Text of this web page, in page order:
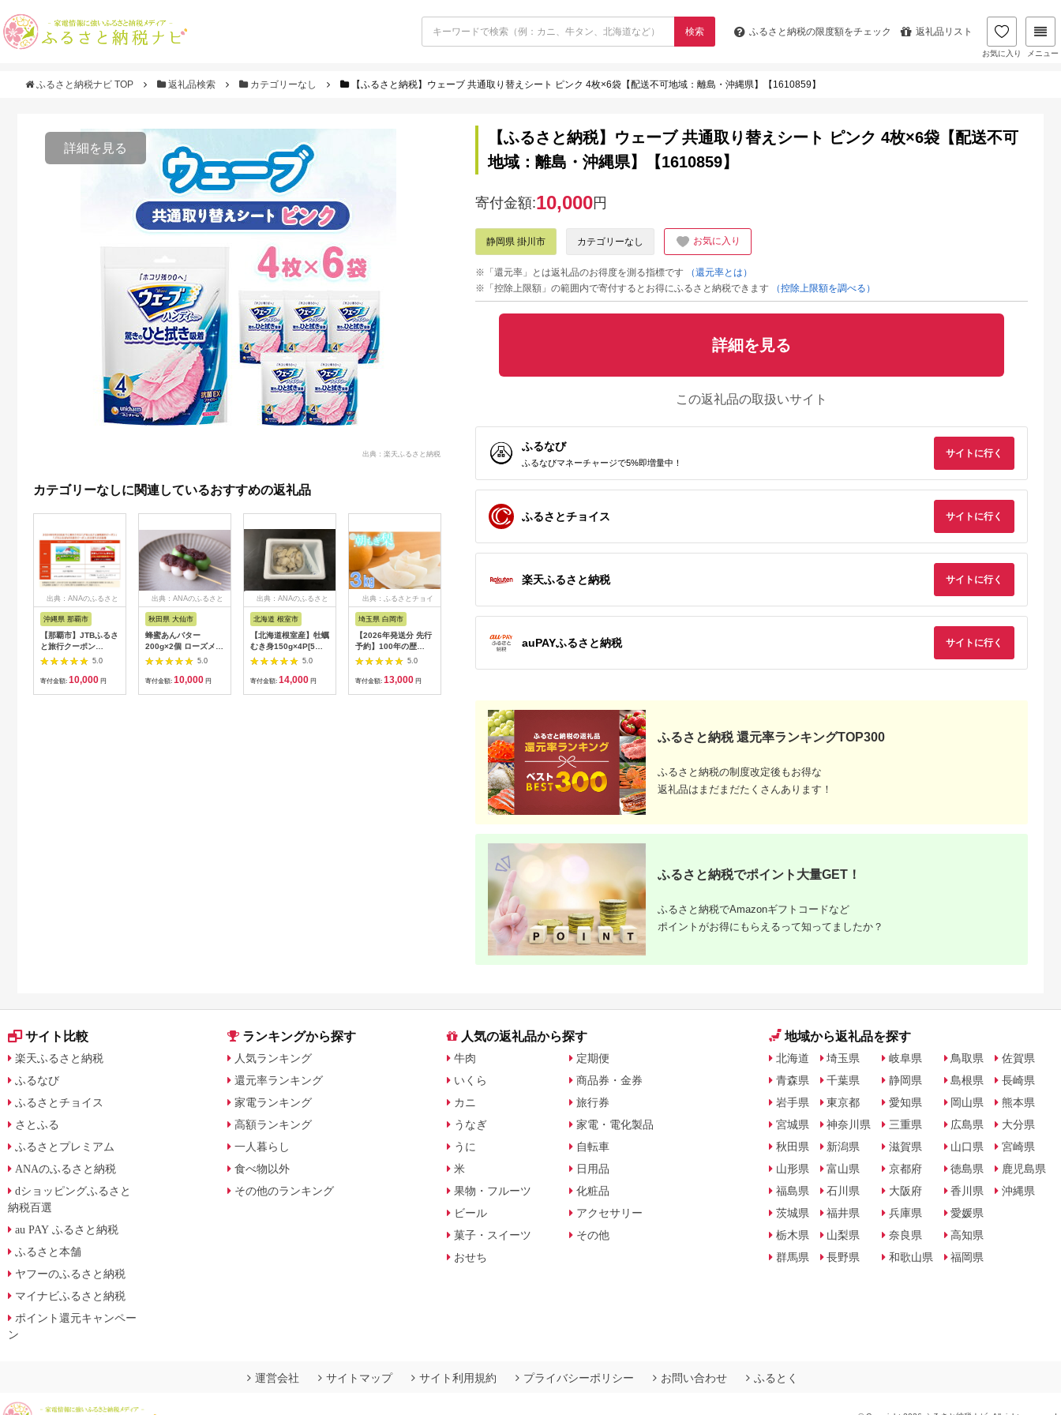
検索 ふるさと納税の限度額をチェック 返礼品リスト
お気に入り メニュー
ふるさと納税ナビ TOP 返礼品検索 カテゴリーなし 【ふるさと納税】ウェーブ 共通取り替えシート ピンク 4枚×6袋【配送不可地域：離島・沖縄県】【1610859】
詳細を見る
出典：楽天ふるさと納税
カテゴリーなしに関連しているおすすめの返礼品
出典：ANAのふるさと
沖縄県 那覇市
【那覇市】JTBふるさ
と旅行クーポン
（3,000円分）有効期
間3年（Eメール発
行）｜旅行 トラベル
5.0
寄付金額: 10,000 円
出典：ANAのふるさと
秋田県 大仙市
蜂蜜あんバター
200g×2個 ローズメイ
[あんバター はちみ
つ 発酵バター あん
こ 水あめ不使用 秋
5.0
寄付金額: 10,000 円
出典：ANAのふるさと
北海道 根室市
【北海道根室産】牡蠣
むき身150g×4P[5月
下旬以降発送] A-
5.0
寄付金額: 14,000 円
出典：ふるさとチョイ
埼玉県 白岡市
【2026年発送分 先行
予約】100年の歴
史！！ アライファー
ムの「朝もぎ梨」幸
水・豊水・あきづき
5.0
寄付金額: 13,000 円
愛知県 碧南市
【先行受付】2027年1
月～6月毎月発送 ま
ジュエリートマトの定
島根県 出雲市
～トマトを超えた超ト
まと 野菜 やさい 新鮮
京都 府京都市
鮮魚専門店 西京漬け
り寄せ 通販 送料無料
香川県 坂出市
ョイスした厳選やさい
川 四国 楽天ふるさと
せ グルメ 食品 フルー
ツ 果物 くだもの 野菜
わせ セット
出典：ANAのふるさと
新潟県 南魚沼市
約】精米5kg 南魚沼
産にじのきらめき・農
家直送_AG【銘柄米
潟米 産地直送 お米 米
旬から1ヶ月以内に順
5.0
出典：楽天ふるさと
鹿児島県 屋久島町
島たんかんジュース
190ml×10本＜屋久
の恵み／果汁100%
せ ご当地 たんかん
【ふるさと納税】ウェーブ 共通取り替えシート ピンク 4枚×6袋【配送不可
地域：離島・沖縄県】【1610859】
寄付金額:10,000円
静岡県 掛川市 カテゴリーなし お気に入り
※「還元率」とは返礼品のお得度を測る指標です
（還元率とは）
※「控除上限額」の範囲内で寄付するとお得にふるさと納税できます
（控除上限額を調べる）
詳細を見る
この返礼品の取扱いサイト
ふるなび
ふるなびマネーチャージで5%即増量中！
サイトに行く
ふるさとチョイス サイトに行く
楽天ふるさと納税 サイトに行く
auPAYふるさと納税 サイトに行く
ふるさと納税 還元率ランキングTOP300
ふるさと納税の制度改定後もお得な
返礼品はまだまだたくさんあります！
ふるさと納税でポイント大量GET！
ふるさと納税でAmazonギフトコードなど
ポイントがお得にもらえるって知ってましたか？
サイト比較
楽天ふるさと納税
ふるなび
ふるさとチョイス
さとふる
ふるさとプレミアム
ANAのふるさと納税
dショッピングふるさと
納税百選
au PAY ふるさと納税
ふるさと本舗
ヤフーのふるさと納税
マイナビふるさと納税
ポイント還元キャンペー
ン
ランキングから探す
人気ランキング
還元率ランキング
家電ランキング
高額ランキング
一人暮らし
食べ物以外
その他のランキング
人気の返礼品から探す
牛肉
いくら
カニ
うなぎ
うに
米
果物・フルーツ
ビール
菓子・スイーツ
おせち
定期便
商品券・金券
旅行券
家電・電化製品
自転車
日用品
化粧品
アクセサリー
その他
地域から返礼品を探す
北海道
青森県
岩手県
宮城県
秋田県
山形県
福島県
茨城県
栃木県
群馬県
埼玉県
千葉県
東京都
神奈川県
新潟県
富山県
石川県
福井県
山梨県
長野県
岐阜県
静岡県
愛知県
三重県
滋賀県
京都府
大阪府
兵庫県
奈良県
和歌山県
鳥取県
島根県
岡山県
広島県
山口県
徳島県
香川県
愛媛県
高知県
福岡県
佐賀県
長崎県
熊本県
大分県
宮崎県
鹿児島県
沖縄県
運営会社 サイトマップ サイト利用規約 プライバシーポリシー お問い合わせ ふるとく